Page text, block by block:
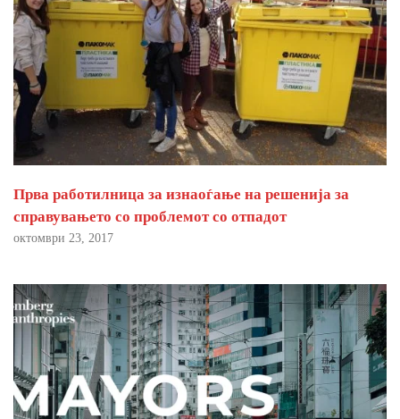
Прва работилница за изнаоѓање на решенија за
справувањето со проблемот со отпадот
октомври 23, 2017